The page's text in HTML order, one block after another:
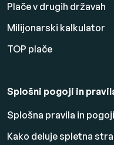
Plače v drugih državah
Milijonarski kalkulator
TOP plače
Splošni pogoji in
Splošna pravila in pogoji
Kako deluje spletna